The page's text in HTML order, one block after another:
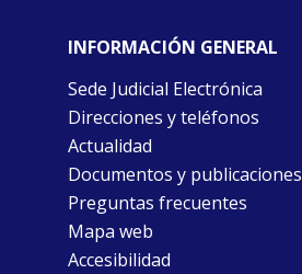
INFORMACIÓN GENERAL
Sede Judicial Electrónica
Direcciones y teléfonos
Actualidad
Documentos y publicaciones
Preguntas frecuentes
Mapa web
Accesibilidad